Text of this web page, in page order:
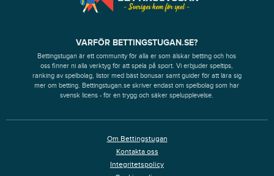
VARFÖR BETTINGSTUGAN.SE?
Bettingstugan är ett community för alla er som älskar betting och hos
oss finner ni alla verktyg för att spela på sport. Vi erbjuder speltips,
ranking av spelbolag, listor med bäst bonusar samt guider för att lära sig
mer om betting. Bettingstugan.se skriver endast om spelbolag som har
svensk licens - för en trygg och säker spelupplevelse.
Om Bettingstugan
Kontakta oss
Integritetspolicy